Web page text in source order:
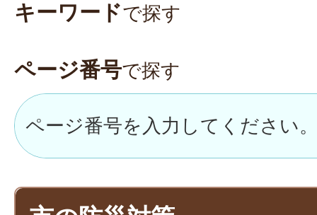
キーワードで探す
ページ番号で探す